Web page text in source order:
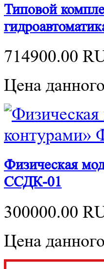
Типовой
714900.00
Цена
Физическая
ССДК-01
300000.00
Цена